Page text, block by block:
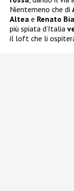
Nientemeno che di
Altea e Renato
più spiata d’Italia
il loft che li